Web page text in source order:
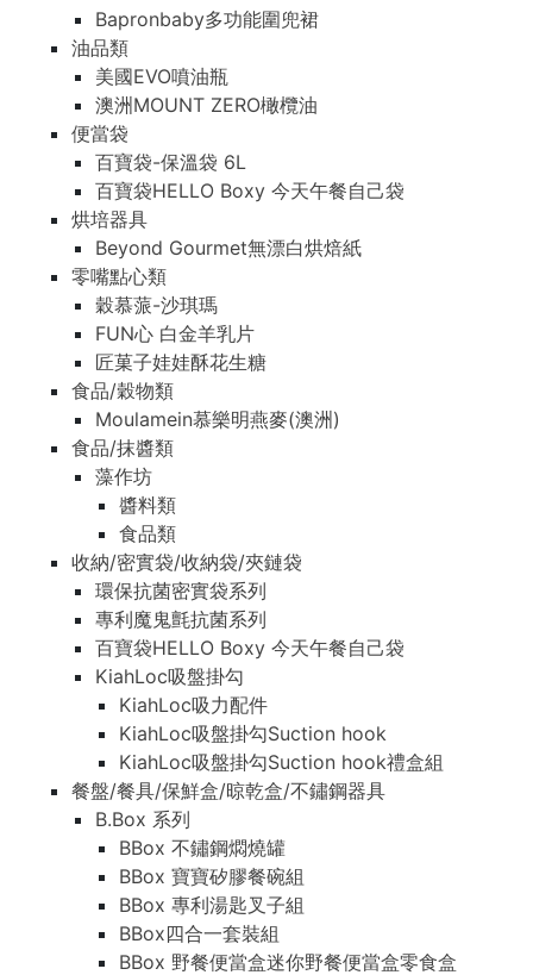
Bapronbaby多功能圍兜裙
油品類
美國EVO噴油瓶
澳洲MOUNT ZERO橄欖油
便當袋
百寶袋-保溫袋 6L
百寶袋HELLO Boxy 今天午餐自己袋
烘培器具
Beyond Gourmet無漂白烘焙紙
零嘴點心類
穀慕蒎-沙琪瑪
FUN心 白金羊乳片
匠菓子娃娃酥花生糖
食品/穀物類
Moulamein慕樂明燕麥(澳洲)
食品/抹醬類
藻作坊
醬料類
食品類
收納/密實袋/收納袋/夾鏈袋
環保抗菌密實袋系列
專利魔鬼氈抗菌系列
百寶袋HELLO Boxy 今天午餐自己袋
KiahLoc吸盤掛勾
KiahLoc吸力配件
KiahLoc吸盤掛勾Suction hook
KiahLoc吸盤掛勾Suction hook禮盒組
餐盤/餐具/保鮮盒/晾乾盒/不鏽鋼器具
B.Box 系列
BBox 不鏽鋼燜燒罐
BBox 寶寶矽膠餐碗組
BBox 專利湯匙叉子組
BBox四合一套裝組
BBox 野餐便當盒迷你野餐便當盒零食盒